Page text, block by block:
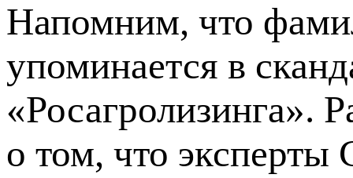
Напомним, что
упоминается в
«Росагролизинга».
о том, что эксперты